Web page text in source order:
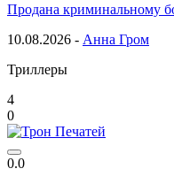
Продана криминальному
10.08.2026 - Анна Гром
Триллеры
4
0
0.0